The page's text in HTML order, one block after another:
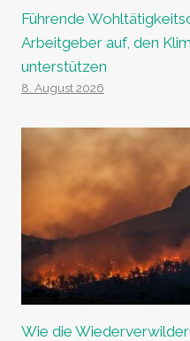
Führende
Arbeitgeber auf, den
unterstützen
8. August 2026
Wie die